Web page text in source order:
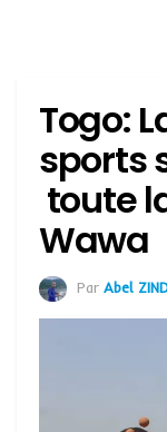
Togo:
sports
toute
Wawa
Par Abel